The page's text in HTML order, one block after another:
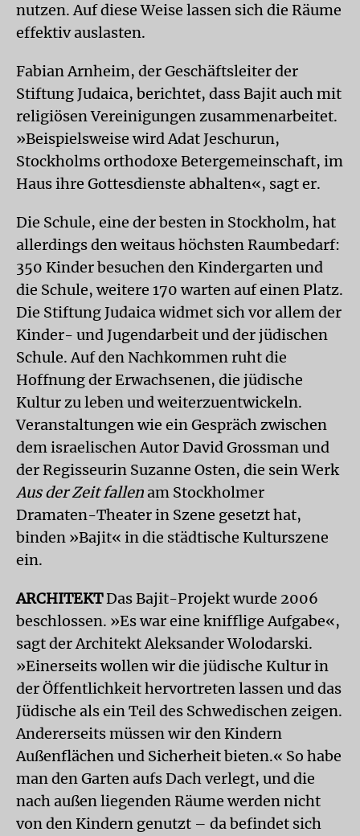
nutzen. Auf diese Weise lassen sich die Räume
effektiv auslasten.
Fabian Arnheim, der Geschäftsleiter der
Stiftung Judaica, berichtet, dass Bajit auch mit
religiösen Vereinigungen zusammenarbeitet.
»Beispielsweise wird Adat Jeschurun,
Stockholms orthodoxe Betergemeinschaft, im
Haus ihre Gottesdienste abhalten«, sagt er.
Die Schule, eine der besten in Stockholm, hat
allerdings den weitaus höchsten Raumbedarf:
350 Kinder besuchen den Kindergarten und
die Schule, weitere 170 warten auf einen Platz.
Die Stiftung Judaica widmet sich vor allem der
Kinder- und Jugendarbeit und der jüdischen
Schule. Auf den Nachkommen ruht die
Hoffnung der Erwachsenen, die jüdische
Kultur zu leben und weiterzuentwickeln.
Veranstaltungen wie ein Gespräch zwischen
dem israelischen Autor David Grossman und
der Regisseurin Suzanne Osten, die sein Werk
Aus der Zeit fallenam Stockholmer
Dramaten-Theater in Szene gesetzt hat,
binden »Bajit« in die städtische Kulturszene
ein.
ARCHITEKTDas Bajit-Projekt wurde 2006
beschlossen. »Es war eine knifflige Aufgabe«,
sagt der Architekt Aleksander Wolodarski.
»Einerseits wollen wir die jüdische Kultur in
der Öffentlichkeit hervortreten lassen und das
Jüdische als ein Teil des Schwedischen zeigen.
Andererseits müssen wir den Kindern
Außenflächen und Sicherheit bieten.« So habe
man den Garten aufs Dach verlegt, und die
nach außen liegenden Räume werden nicht
von den Kindern genutzt – da befindet sich